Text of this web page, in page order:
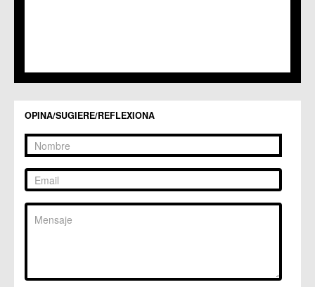
OPINA/SUGIERE/REFLEXIONA